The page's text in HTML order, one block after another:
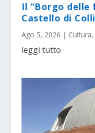
Il “Borgo delle
Castello di
Ago 5, 2026 | Cultura,
leggi tutto